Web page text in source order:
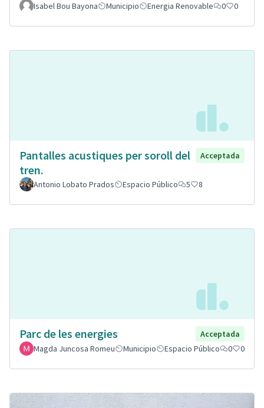
Isabel Bou Bayona Municipio Energia Renovable 0 0
Pantalles acustiques per soroll del
tren.
Acceptada
Antonio Lobato Prados Espacio Público 5 8
Parc de les energies
Acceptada
Magda Juncosa Romeu
Municipio Espacio Público 0 0